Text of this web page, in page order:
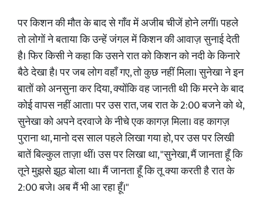
पर किशन की मौत के बाद से गाँव में अजीब चीजें होने लगीं। पहले
तो लोगों ने बताया कि उन्हें जंगल में किशन की आवाज़ सुनाई देती
है। फिर किसी ने कहा कि उसने रात को किशन को नदी के किनारे
बैठे देखा है। पर जब लोग वहाँ गए, तो कुछ नहीं मिला। सुनेखा ने इन
बातों को अनसुना कर दिया, क्योंकि वह जानती थी कि मरने के बाद
कोई वापस नहीं आता। पर उस रात, जब रात के 2:00 बजने को थे,
सुनेखा को अपने दरवाजे के नीचे एक कागज़ मिला। वह कागज़
पुराना था, मानो दस साल पहले लिखा गया हो, पर उस पर लिखी
बातें बिल्कुल ताज़ा थीं। उस पर लिखा था, "सुनेखा, मैं जानता हूँ कि
तूने मुझसे झूठ बोला था। मैं जानता हूँ कि तू क्या करती है रात के
2:00 बजे। अब मैं भी आ रहा हूँ।"